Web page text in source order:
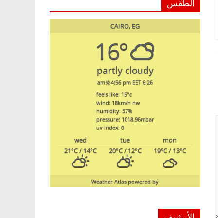
الطقس
CAIRO, EG
16°
partly cloudy
6:26 am
4:56 pm EET
feels like: 15°c
wind: 18km/h nw
humidity: 57%
pressure: 1018.96mbar
uv index: 0
mon
tue
wed
19°C/ 13°C
20°C/ 12°C
21°C/ 14°C
powered by
Weather Atlas